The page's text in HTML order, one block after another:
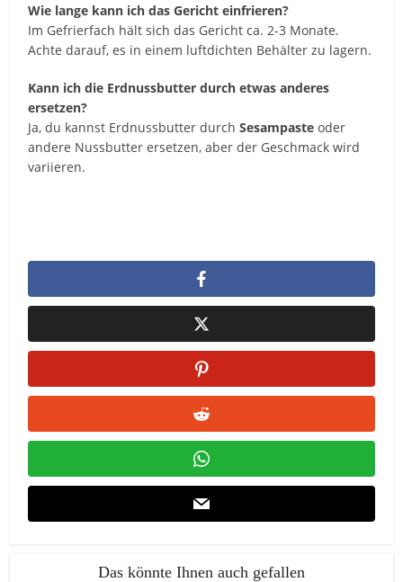
Wie lange kann ich das Gericht einfrieren?
Im Gefrierfach hält sich das Gericht ca. 2-3 Monate.
Achte darauf, es in einem luftdichten Behälter zu lagern.
Kann ich die Erdnussbutter durch etwas anderes
ersetzen?
Ja, du kannst Erdnussbutter durchSesampaste oder
andere Nussbutter ersetzen, aber der Geschmack wird
variieren.
Das könnte Ihnen auch gefallen